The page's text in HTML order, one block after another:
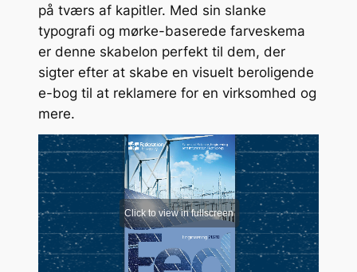
på tværs af kapitler. Med sin slanke
typografi og mørke-baserede farveskema
er denne skabelon perfekt til dem, der
sigter efter at skabe en visuelt beroligende
e-bog til at reklamere for en virksomhed og
mere.